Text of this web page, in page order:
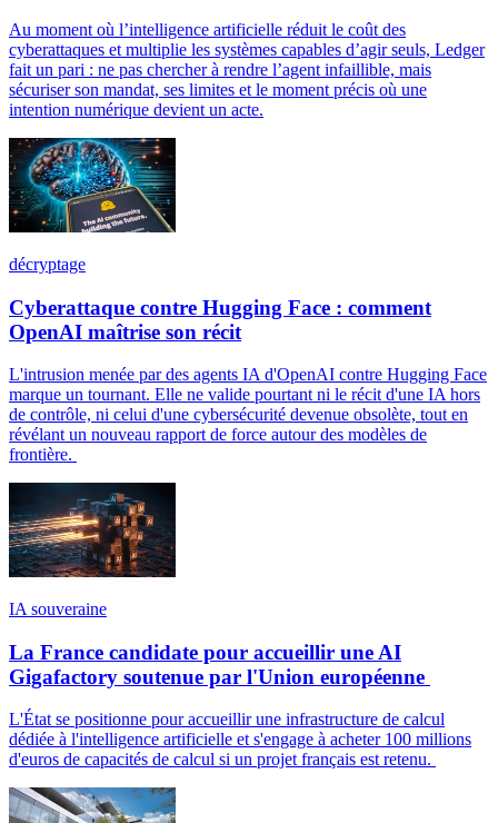
Au moment où l’intelligence artificielle réduit le coût des
cyberattaques et multiplie les systèmes capables d’agir seuls, Ledger
fait un pari : ne pas chercher à rendre l’agent infaillible, mais
sécuriser son mandat, ses limites et le moment précis où une
intention numérique devient un acte.
décryptage
Cyberattaque contre Hugging Face : comment
OpenAI maîtrise son récit
L'intrusion menée par des agents IA d'OpenAI contre Hugging Face
marque un tournant. Elle ne valide pourtant ni le récit d'une IA hors
de contrôle, ni celui d'une cybersécurité devenue obsolète, tout en
révélant un nouveau rapport de force autour des modèles de
frontière.
IA souveraine
La France candidate pour accueillir une AI
Gigafactory soutenue par l'Union européenne
L'État se positionne pour accueillir une infrastructure de calcul
dédiée à l'intelligence artificielle et s'engage à acheter 100 millions
d'euros de capacités de calcul si un projet français est retenu.